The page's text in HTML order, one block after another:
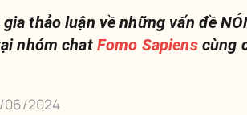
gia thảo luận về những vấn đề
nhóm chat Fomo Sapiens cùng
06/2024